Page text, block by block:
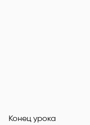
Конец урока